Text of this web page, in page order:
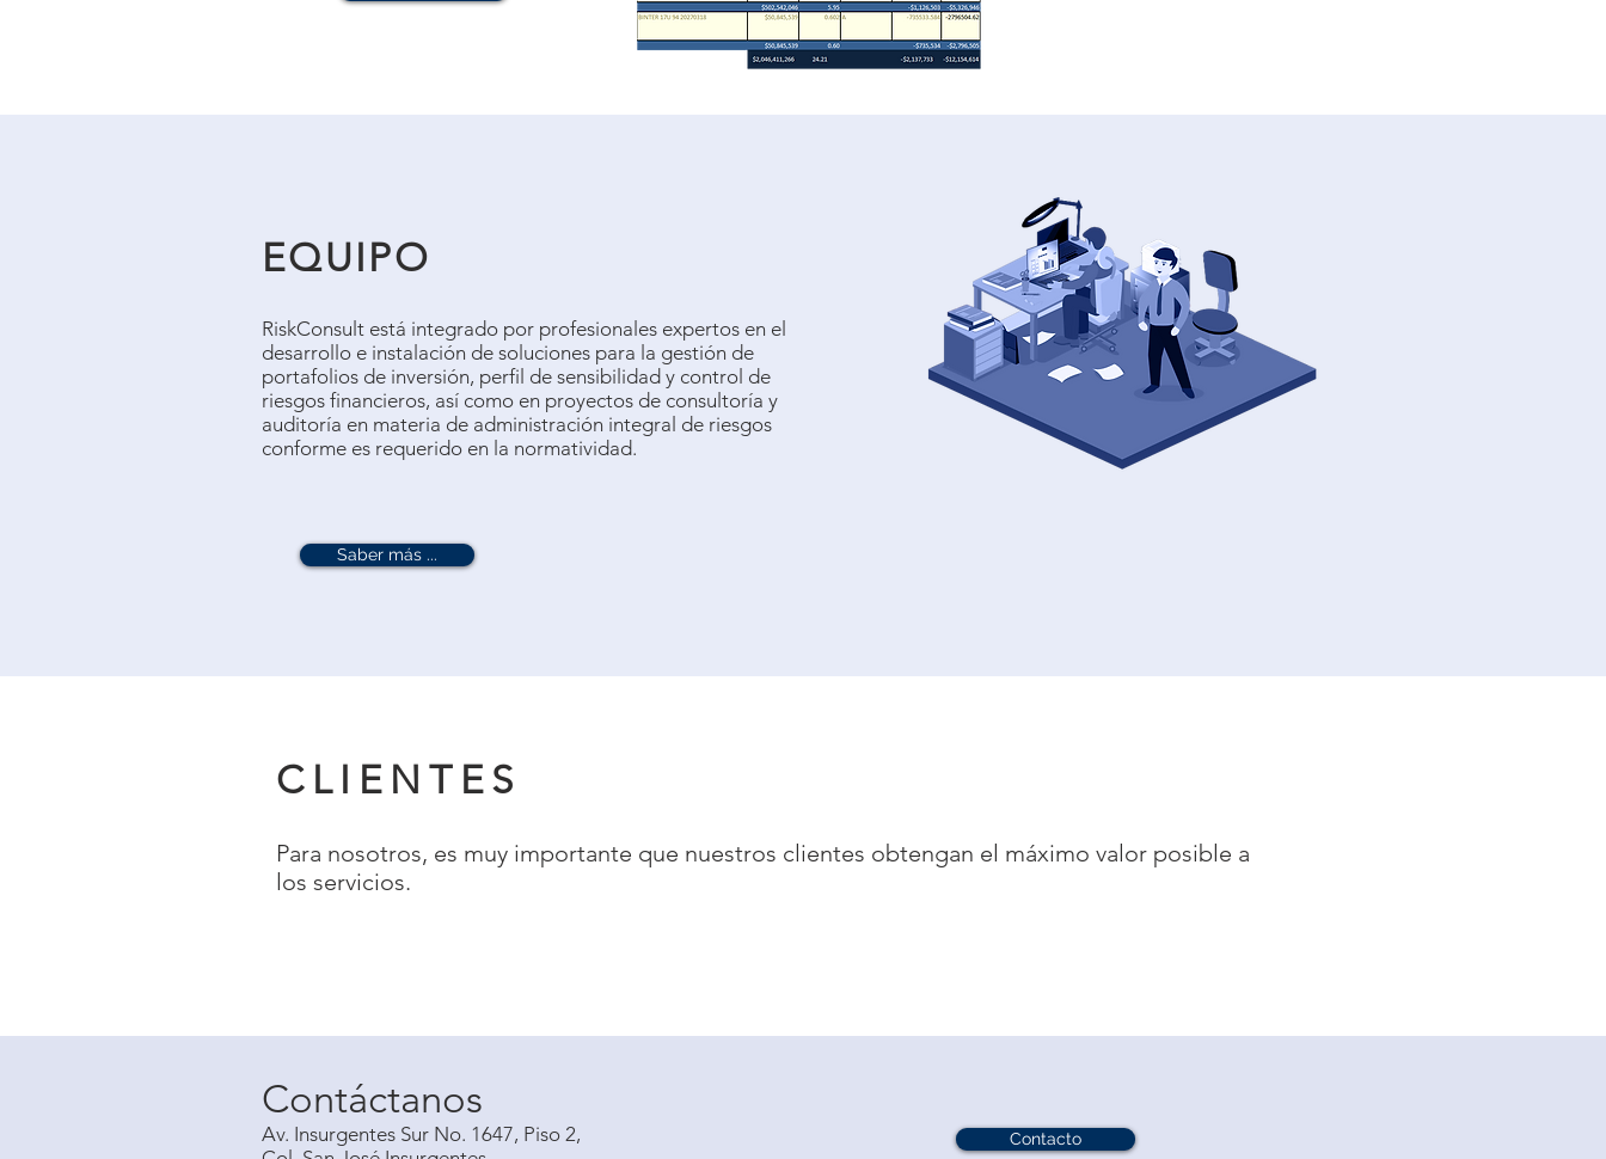
Para nosotros, es muy importante que nuestros clientes obtengan el máximo valor posible
EQUIPO
RiskConsult está integrado por profesionales expertos en el
desarrollo e instalación de soluciones para la gestión de
portafolios de inversión, perfil de sensibilidad y control de
riesgos financieros, así como en proyectos de consultoría y
auditoría en materia de administración integral de riesgos
conforme es requerido en la normatividad.
Saber más ...
CLIENTES
Para nosotros, es muy importante que nuestros clientes obtengan el máximo valor posible a
los servicios.
Contáctanos
Av. Insurgentes Sur No. 1647, Piso 2,
Contacto